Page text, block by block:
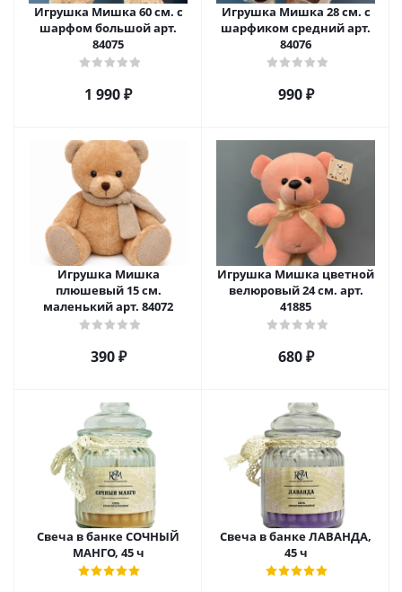
Игрушка Мишка 60 см. с
шарфом большой арт.
84075
1 990₽
Игрушка Мишка 28 см. с
шарфиком средний арт.
84076
990₽
Игрушка Мишка
плюшевый 15 см.
маленький арт. 84072
390₽
Игрушка Мишка цветной
велюровый 24 см. арт.
41885
680₽
Свеча в банке СОЧНЫЙ
МАНГО, 45 ч
Свеча в банке ЛАВАНДА,
45 ч